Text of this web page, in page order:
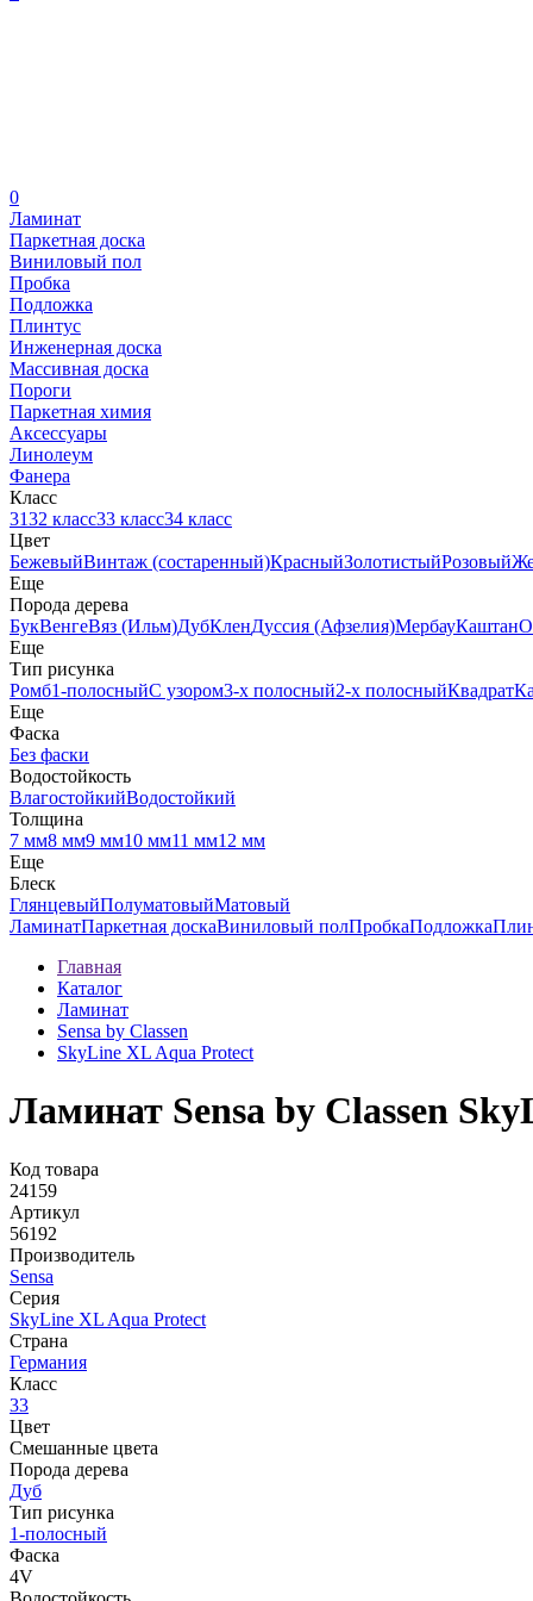
0
Ламинат
Паркетная доска
Виниловый пол
Пробка
Подложка
Плинтус
Инженерная доска
Массивная доска
Пороги
Паркетная химия
Аксессуары
Линолеум
Фанера
Класс
3132 класс33 класс34 класс
Цвет
БежевыйВинтаж (состаренный)КрасныйЗолотистыйРозовый
Еще
Порода дерева
БукВенгеВяз (Ильм)ДубКленДуссия (Афзелия)МербауКаштан
Еще
Тип рисунка
Ромб1-полосныйС узором3-х полосный2-х полосныйКвадрат
Еще
Фаска
Без фаски
Водостойкость
ВлагостойкийВодостойкий
Толщина
7 мм8 мм9 мм10 мм11 мм12 мм
Еще
Блеск
ГлянцевыйПолуматовыйМатовый
ЛаминатПаркетная доскаВиниловый полПробкаПодложка
Главная
Каталог
Ламинат
Sensa by Classen
SkyLine XL Aqua Protect
Ламинат Sensa by Classen
Код товара
24159
Артикул
56192
Производитель
Sensa
Серия
SkyLine XL Aqua Protect
Страна
Германия
Класс
33
Цвет
Смешанные цвета
Порода дерева
Дуб
Тип рисунка
1-полосный
Фаска
4V